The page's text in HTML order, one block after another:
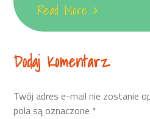
Read More
Dodaj Komentarz
Twój adres e-mail nie zostanie
pola są oznaczone *